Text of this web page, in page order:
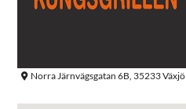
Norra Järnvägsgatan 6B, 35233 Växjö